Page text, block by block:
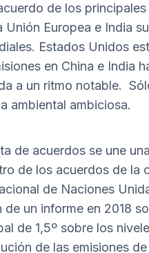
de los principales
Europea e India
Estados Unidos
en China e India
a un ritmo notable.
ambiental ambiciosa.
de acuerdos se une una
de los acuerdos de la
de Naciones
un informe en 2018
de 1,5º sobre los
de las emisiones